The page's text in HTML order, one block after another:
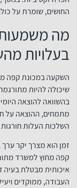
החושים, שומרת על
מה
בעלויות
השקעה במכונת קפה
שיכולה להיות
בהשוואה להוצאה
מתמחים, ההוצאה על
השלכות העלות
זמן הוא מצרך יקר
קפה מחוץ למשרד
איכותית מבטלת בעיה
העבודה, ממוקדים